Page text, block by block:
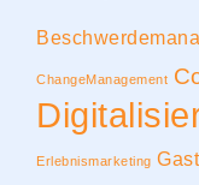
ChangeManagement
Erlebnismarketing